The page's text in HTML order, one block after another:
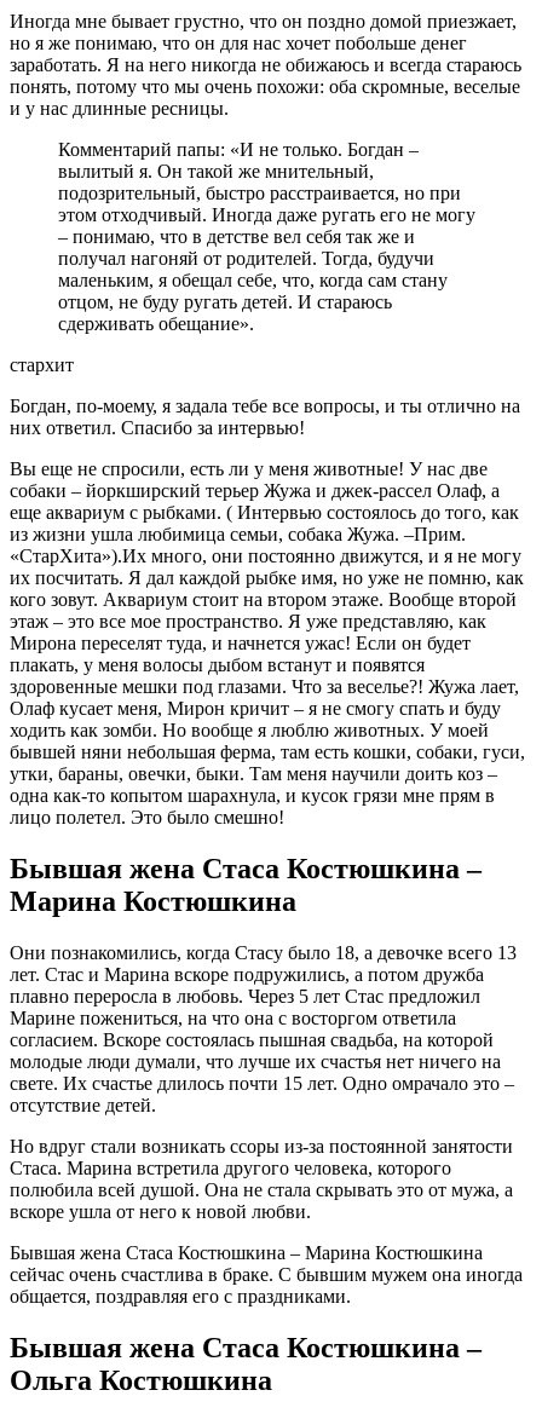
Иногда мне бывает грустно, что он поздно домой приезжает,
но я же понимаю, что он для нас хочет побольше денег
заработать. Я на него никогда не обижаюсь и всегда стараюсь
понять, потому что мы очень похожи: оба скромные, веселые
и у нас длинные ресницы.
Комментарий папы: «И не только. Богдан –
вылитый я. Он такой же мнительный,
подозрительный, быстро расстраивается, но при
этом отходчивый. Иногда даже ругать его не могу
– понимаю, что в детстве вел себя так же и
получал нагоняй от родителей. Тогда, будучи
маленьким, я обещал себе, что, когда сам стану
отцом, не буду ругать детей. И стараюсь
сдерживать обещание».
стархит
Богдан, по-моему, я задала тебе все вопросы, и ты отлично на
них ответил. Спасибо за интервью!
Вы еще не спросили, есть ли у меня животные! У нас две
собаки – йоркширский терьер Жужа и джек-рассел Олаф, а
еще аквариум с рыбками. ( Интервью состоялось до того, как
из жизни ушла любимица семьи, собака Жужа. –Прим.
«СтарХита»).Их много, они постоянно движутся, и я не могу
их посчитать. Я дал каждой рыбке имя, но уже не помню, как
кого зовут. Аквариум стоит на втором этаже. Вообще второй
этаж – это все мое пространство. Я уже представляю, как
Мирона переселят туда, и начнется ужас! Если он будет
плакать, у меня волосы дыбом встанут и появятся
здоровенные мешки под глазами. Что за веселье?! Жужа лает,
Олаф кусает меня, Мирон кричит – я не смогу спать и буду
ходить как зомби. Но вообще я люблю животных. У моей
бывшей няни небольшая ферма, там есть кошки, собаки, гуси,
утки, бараны, овечки, быки. Там меня научили доить коз –
одна как-то копытом шарахнула, и кусок грязи мне прям в
лицо полетел. Это было смешно!
Бывшая жена Стаса Костюшкина –
Марина Костюшкина
Они познакомились, когда Стасу было 18, а девочке всего 13
лет. Стас и Марина вскоре подружились, а потом дружба
плавно переросла в любовь. Через 5 лет Стас предложил
Марине пожениться, на что она с восторгом ответила
согласием. Вскоре состоялась пышная свадьба, на которой
молодые люди думали, что лучше их счастья нет ничего на
свете. Их счастье длилось почти 15 лет. Одно омрачало это –
отсутствие детей.
Но вдруг стали возникать ссоры из-за постоянной занятости
Стаса. Марина встретила другого человека, которого
полюбила всей душой. Она не стала скрывать это от мужа, а
вскоре ушла от него к новой любви.
Бывшая жена Стаса Костюшкина – Марина Костюшкина
сейчас очень счастлива в браке. С бывшим мужем она иногда
общается, поздравляя его с праздниками.
Бывшая жена Стаса Костюшкина –
Ольга Костюшкина